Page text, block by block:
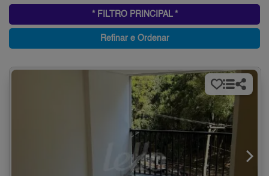
* FILTRO PRINCIPAL *
Refinar e Ordenar